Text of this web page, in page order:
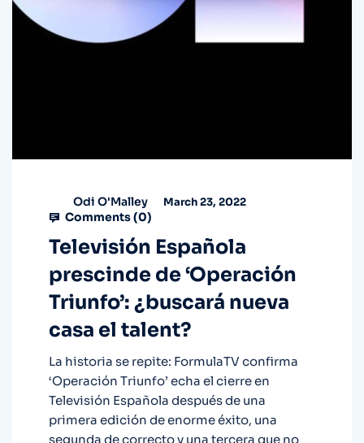
Odi O'Malley March 23, 2022
Comments (0)
Televisión Española
prescinde de ‘Operación
Triunfo’: ¿buscará nueva
casa el talent?
La historia se repite: FormulaTV confirma
‘Operación Triunfo’ echa el cierre en
Televisión Española después de una
primera edición de enorme éxito, una
segunda de correcto y una tercera que no